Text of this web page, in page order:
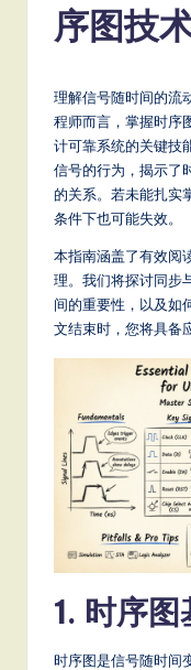
m
p
fi
d
C
序图技
理解信号随时间的流
程师而言，掌握时序
计可靠系统的关键技
信号的行为，揭示了
的关系。若未能扎实
条件下也可能失效。
本指南涵盖了有效阅
理。我们将探讨同步
间的重要性，以及如
文结束时，您将具备
1. 时序图
时序图是信号随时间